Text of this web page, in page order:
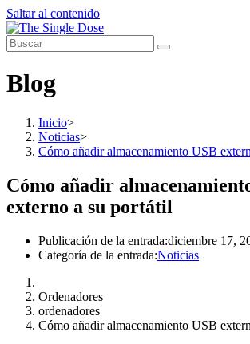
Saltar al contenido
Blog
Inicio>
Noticias>
Cómo añadir almacenamiento USB
Cómo añadir
externo a su portátil
Publicación de la entrada:diciembre 17,
Categoría de la entrada:Noticias
Ordenadores
ordenadores
Cómo añadir almacenamiento USB